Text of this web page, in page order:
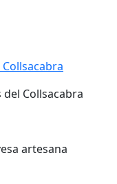
Collsacabra
artesana